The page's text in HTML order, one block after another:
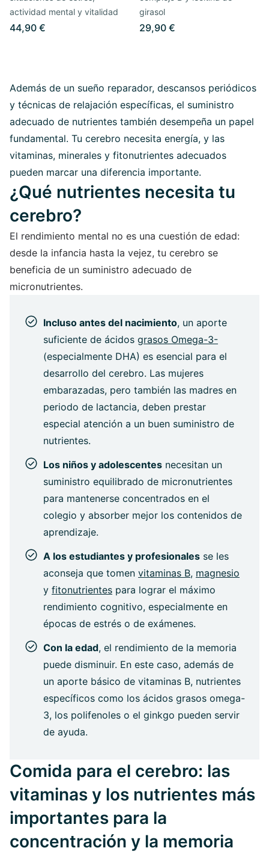
actividad mental y vitalidad
44,90 €
girasol
29,90 €
Además de un sueño reparador, descansos periódicos
y técnicas de relajación específicas, el suministro
adecuado de nutrientes también desempeña un papel
fundamental. Tu cerebro necesita energía, y las
vitaminas, minerales y fitonutrientes adecuados
pueden marcar una diferencia importante.
¿Qué nutrientes necesita tu
cerebro?
El rendimiento mental no es una cuestión de edad:
desde la infancia hasta la vejez, tu cerebro se
beneficia de un suministro adecuado de
micronutrientes.
Incluso antes del nacimiento, un aporte
suficiente de ácidos grasos Omega-3-
(especialmente DHA) es esencial para el
desarrollo del cerebro. Las mujeres
embarazadas, pero también las madres en
periodo de lactancia, deben prestar
especial atención a un buen suministro de
nutrientes.
Los niños y adolescentes necesitan un
suministro equilibrado de micronutrientes
para mantenerse concentrados en el
colegio y absorber mejor los contenidos de
aprendizaje.
A los estudiantes y profesionales se les
aconseja que tomen vitaminas B, magnesio
y fitonutrientes para lograr el máximo
rendimiento cognitivo, especialmente en
épocas de estrés o de exámenes.
Con la edad, el rendimiento de la memoria
puede disminuir. En este caso, además de
un aporte básico de vitaminas B, nutrientes
específicos como los ácidos grasos omega-
3, los polifenoles o el ginkgo pueden servir
de ayuda.
Comida para el cerebro: las
vitaminas y los nutrientes más
importantes para la
concentración y la memoria